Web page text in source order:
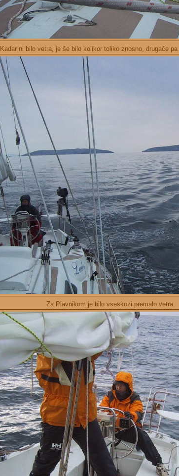
Kadar ni bilo vetra, je še bilo kolikor toliko znosno, drugače pa
Za Plavnikom je bilo vseskozi premalo vetra.